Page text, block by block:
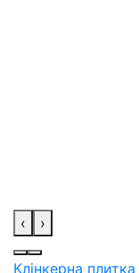
‹ ›
Клінкерна